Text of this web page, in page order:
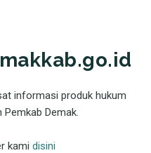
informasi produk hukum
Pemkab Demak.
kami disini